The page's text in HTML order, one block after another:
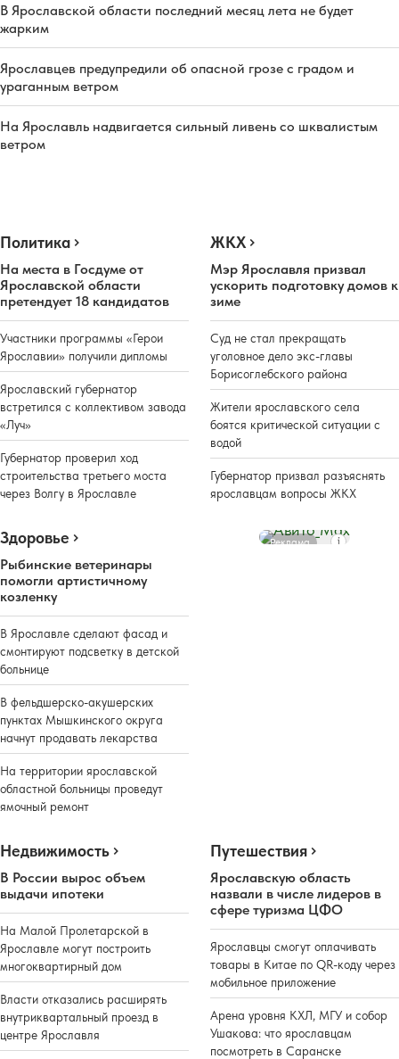
В Ярославской области последний месяц лета не будет
жарким
Ярославцев предупредили об опасной грозе с градом и
ураганным ветром
На Ярославль надвигается сильный ливень со шквалистым
ветром
Политика
На места в Госдуме от
Ярославской области
претендует 18 кандидатов
Участники программы «Герои
Ярославии» получили дипломы
Ярославский губернатор
встретился с коллективом завода
«Луч»
Губернатор проверил ход
строительства третьего моста
через Волгу в Ярославле
ЖКХ
Мэр Ярославля призвал
ускорить подготовку домов к
зиме
Суд не стал прекращать
уголовное дело экс-главы
Борисоглебского района
Жители ярославского села
боятся критической ситуации с
водой
Губернатор призвал разъяснять
ярославцам вопросы ЖКХ
Здоровье
Рыбинские ветеринары
помогли артистичному
козленку
В Ярославле сделают фасад и
смонтируют подсветку в детской
больнице
В фельдшерско-акушерских
пунктах Мышкинского округа
начнут продавать лекарства
На территории ярославской
областной больницы проведут
ямочный ремонт
Реклама
Недвижимость
В России вырос объем
выдачи ипотеки
На Малой Пролетарской в
Ярославле могут построить
многоквартирный дом
Власти отказались расширять
внутриквартальный проезд в
центре Ярославля
Путешествия
Ярославскую область
назвали в числе лидеров в
сфере туризма ЦФО
Ярославцы смогут оплачивать
товары в Китае по QR-коду через
мобильное приложение
Арена уровня КХЛ, МГУ и собор
Ушакова: что ярославцам
посмотреть в Саранске